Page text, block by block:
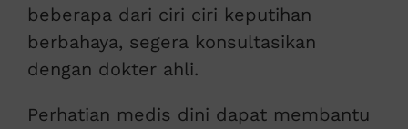
beberapa dari ciri ciri keputihan
berbahaya, segera konsultasikan
dengan dokter ahli.
Perhatian medis dini dapat membantu